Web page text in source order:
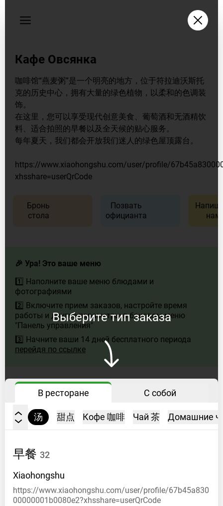
Выберите тип заказа
соглашение
Владивосток,
Фокина,
д.
4а
Время
работы
Пн8:30
AM
PM
8:30
PM
Ср 8:30
AM
–
9:00
PM
Чт8:30
AM
9:00
AM
PM
Сб
8:30
AM
9:00
Кафе Овсянка
咖啡馆“燕麦粥”是一个明亮的地方，位于符拉迪沃斯托
克的历史中心，拥有大量的绿色植物，以柔和的色调装
饰。
在这里，您可以享受现代创意美食、葡萄酒和无酒精饮
料、适合拍照的早餐以及全天候的贴心服务。
每年夏天，我们都会开放我们迷人的绿色屋顶露台。
https://www.xiaohongshu.com/user/profile/
xhsshare=userQrCode
Бронь
стола
Позвать
официанта
нам
🎉 Ура! Это ваше меню
1️⃣ Наполните ваше меню блюдами и
фотографиями
2️⃣ Включите прием заказов, настройте время
работы и другие параметры в боковом меню
"Панель управления"
3️⃣ Начните ваши 14 дней бесплатного периода
перейдя по ссылке
В ресторане С собой
主菜 汤 甜点 Кофе 咖啡 Чай 茶 Домашние
早餐 32
Xiaohongshu
https://www.xiaohongshu.com/user/profile/67b45a830
00000001b0080e2?xhsshare=userQrCode